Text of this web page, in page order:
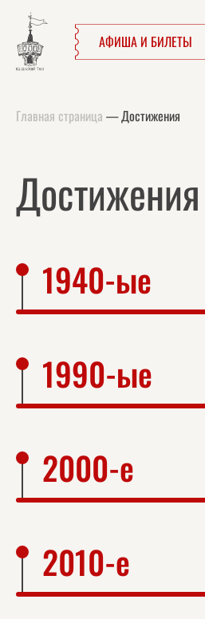
АФИША И БИЛЕТЫ
Главная страница —Достижения
Достижения
1940-ые
1990-ые
2000-е
2010-е